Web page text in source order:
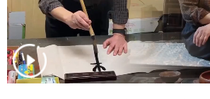
城市 旅游 能源
彩票 娱乐 时尚
公益 一带一路 亚太网